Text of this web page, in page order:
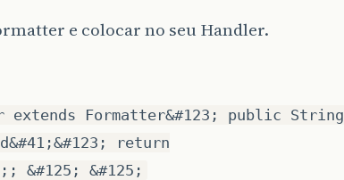
e colocar no seu Handler.
extends Formatter&#123; public String
return
&#125; &#125;